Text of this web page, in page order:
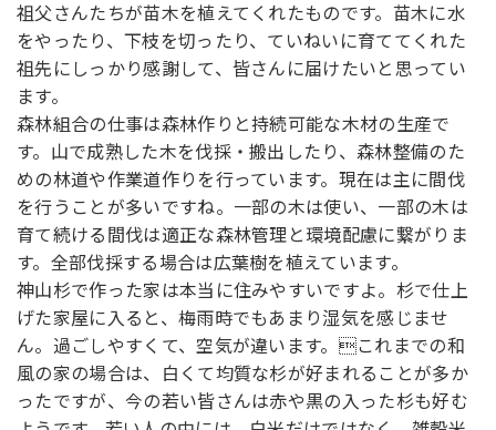
祖父さんたちが苗木を植えてくれたものです。苗木に水
をやったり、下枝を切ったり、ていねいに育ててくれた
祖先にしっかり感謝して、皆さんに届けたいと思ってい
ます。
森林組合の仕事は森林作りと持続可能な木材の生産で
す。山で成熟した木を伐採・搬出したり、森林整備のた
めの林道や作業道作りを行っています。現在は主に間伐
を行うことが多いですね。一部の木は使い、一部の木は
育て続ける間伐は適正な森林管理と環境配慮に繋がりま
す。全部伐採する場合は広葉樹を植えています。
神山杉で作った家は本当に住みやすいですよ。杉で仕上
げた家屋に入ると、梅雨時でもあまり湿気を感じませ
ん。過ごしやすくて、空気が違います。これまでの和
風の家の場合は、白くて均質な杉が好まれることが多か
ったですが、今の若い皆さんは赤や黒の入った杉も好む